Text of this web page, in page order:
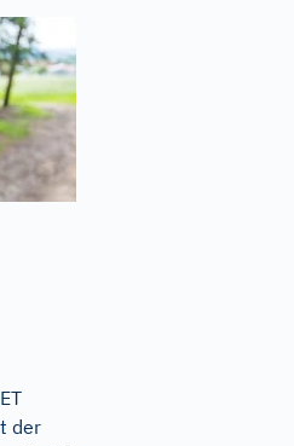
der